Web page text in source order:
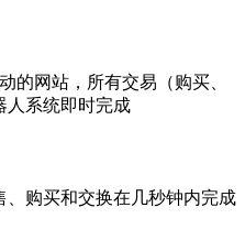
的网站，所有交易（购买、
人系统即时完成
购买和交换在几秒钟内完成